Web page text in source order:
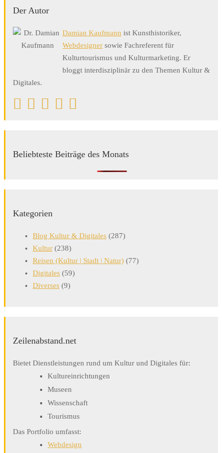
Der Autor
Damian Kaufmann ist Kunsthistoriker,
Webdesigner sowie Fachreferent für
Kulturtourismus und Kulturmarketing. Er
bloggt interdisziplinär zu den Themen Kultur &
Digitales.
Beliebteste Beiträge des Monats
Kategorien
Blog Kultur & Digitales (287)
Kultur (238)
Reisen (Kultur | Stadt | Natur) (77)
Digitales (59)
Diverses (9)
Zeilenabstand.net
Bietet Dienstleistungen rund um Kultur und Digitales für:
Kultureinrichtungen
Museen
Wissenschaft
Tourismus
Das Portfolio umfasst:
Webdesign